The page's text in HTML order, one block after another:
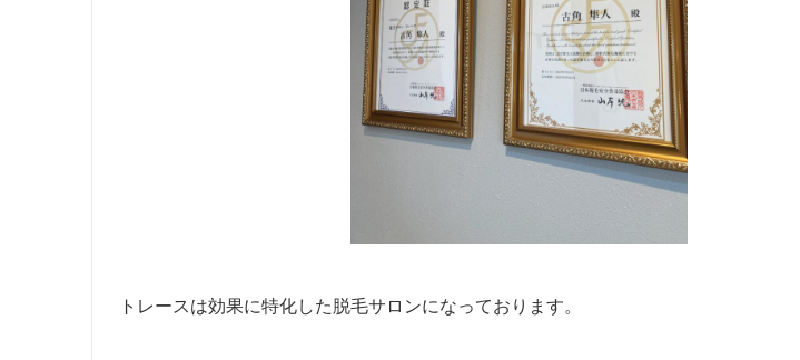
トレースは効果に特化した脱毛サロンになっております。